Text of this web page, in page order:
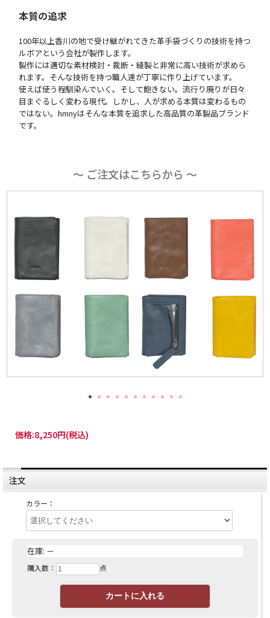
本質の追求
100年以上香川の地で受け継がれてきた革手袋づくりの技術を持つ
ルボアという会社が製作します。
製作には適切な素材検討・裁断・縫製と非常に高い技術が求めら
れます。そんな技術を持つ職人達が丁寧に作り上げています。
使えば使う程馴染んでいく。そして飽きない。流行り廃りが日々
目まぐるしく変わる現代。しかし、人が求める本質は変わるもの
ではない。hmnyはそんな本質を追求した高品質の革製品ブランド
です。
〜 ご注文はこちらから 〜
価格:8,250円(税込)
注文
カラー：
在庫: －
購入数： 点